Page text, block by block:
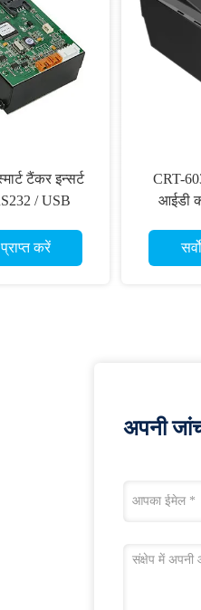
टैंकर इन्सर्ट
/ USB
करें
CRT-
आईडी
अपनी